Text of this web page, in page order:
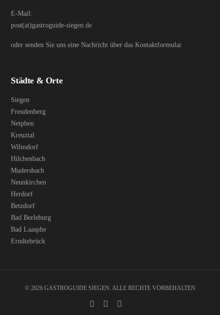
E-Mail:
post(at)gastroguide-siegen.de
oder senden Sie uns eine Nachricht über das Kontaktformular
Städte & Orte
Siegen
Freudenberg
Netphen
Kreuztal
Wilnsdorf
Hilchenbach
Mudersbach
Neunkirchen
Herdorf
Betzdorf
Bad Berleburg
Bad Laasphe
Erndtebrück
© 2026 GASTROGUIDE SIEGEN. ALLE RECHTE VORBEHALTEN